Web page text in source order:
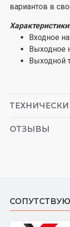
вариантов в
Входное
Выходное
Выходной
ОТЗЫВЫ